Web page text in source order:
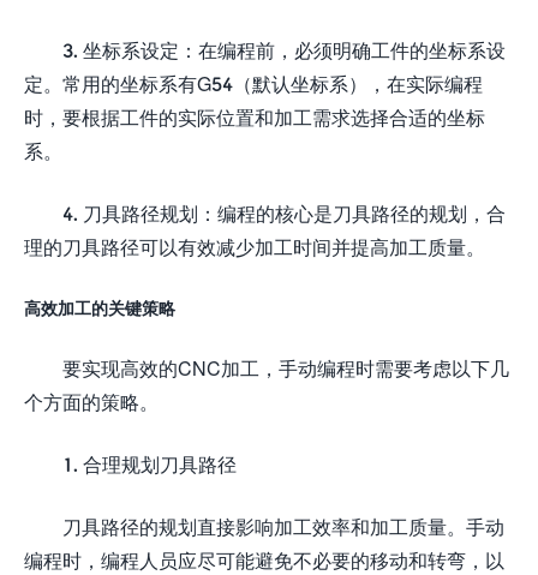
3. 坐标系设定：在编程前，必须明确工件的坐标系设
定。常用的坐标系有G54（默认坐标系），在实际编程
时，要根据工件的实际位置和加工需求选择合适的坐标
系。
4. 刀具路径规划：编程的核心是刀具路径的规划，合
理的刀具路径可以有效减少加工时间并提高加工质量。
高效加工的关键策略
要实现高效的CNC加工，手动编程时需要考虑以下几
个方面的策略。
1. 合理规划刀具路径
刀具路径的规划直接影响加工效率和加工质量。手动
编程时，编程人员应尽可能避免不必要的移动和转弯，以